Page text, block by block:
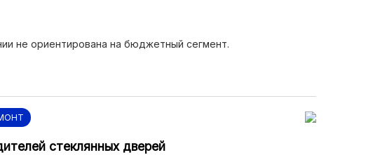
не ориентирована на бюджетный сегмент.
стеклянных дверей